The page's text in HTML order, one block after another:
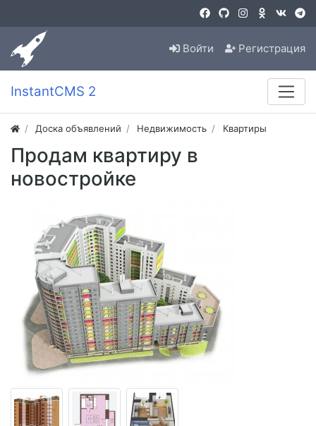
Войти Регистрация
InstantCMS 2
Доска объявлений Недвижимость Квартиры
Продам квартиру в
новостройке